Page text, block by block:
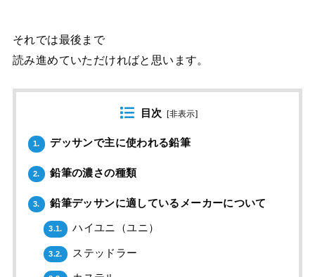
それでは最後まで
読み進めていただければと思います。
目次 [非表示]
1. デッサンで主に使われる鉛筆
2. 鉛筆の濃さの種類
3. 鉛筆デッサンに適しているメーカーについて
3.1. ハイユニ（ユニ）
3.2. ステッドラー